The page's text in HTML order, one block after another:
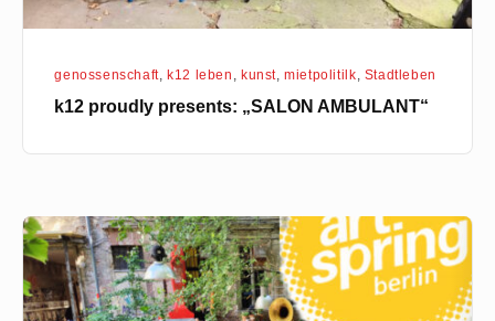
genossenschaft, k12 leben , kunst,mietpolitilk, Stadtleben
k12 proudly presents: „SALON AMBULANT“
art
spring
2024